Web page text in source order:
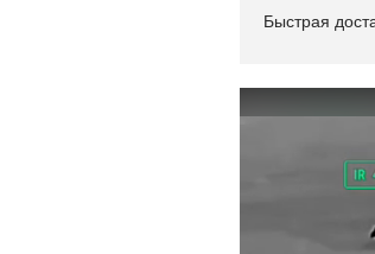
Быстрая